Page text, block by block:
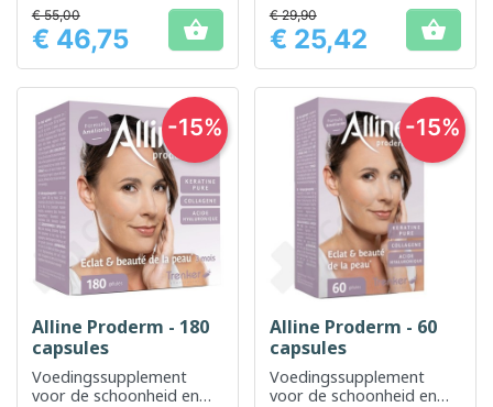
Prijs
€ 55,00
€ 46,75  Prijs
€ 29,90
€ 25,42 
Alline Proderm - 180
capsules
Voedingssupplement
voor de schoonheid en
-15%
Alline Proderm - 60
capsules
Voedingssupplement
voor de schoonheid en
-15%